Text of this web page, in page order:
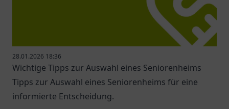
28.01.2026 18:36
Wichtige Tipps zur Auswahl eines Seniorenheims
Tipps zur Auswahl eines Seniorenheims für eine
informierte Entscheidung.